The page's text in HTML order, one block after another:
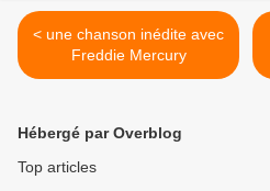
< une chanson inédite avec
Freddie Mercury
Hébergé par Overblog
Top articles